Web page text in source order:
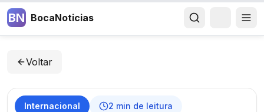
BN BocaNoticias
Voltar
Internacional 2 min de leitura